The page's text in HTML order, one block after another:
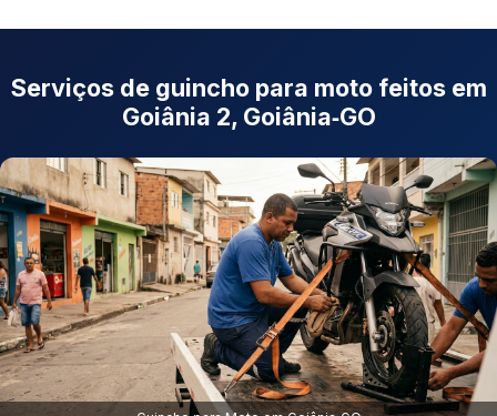
Serviços de guincho para moto feitos em
Goiânia 2, Goiânia‑GO